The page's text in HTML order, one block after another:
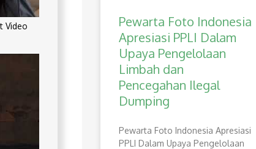
Video
Pewarta Foto Indonesia
Apresiasi PPLI Dalam
Upaya Pengelolaan
Limbah dan
Pencegahan Ilegal
Dumping
Pewarta Foto Indonesia Apresiasi
PPLI Dalam Upaya Pengelolaan